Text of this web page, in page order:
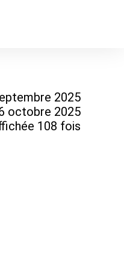
2025
octobre 2025
108 fois